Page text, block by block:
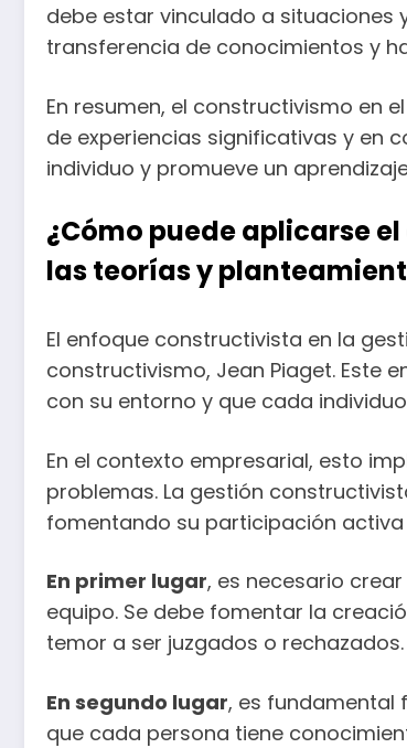
debe estar vinculado a situaciones
transferencia de conocimientos y
En resumen, el constructivismo en
de experiencias significativas y en
individuo y promueve un
¿Cómo puede aplicarse
las teorías y
El enfoque constructivista en la
constructivismo, Jean Piaget. Este
con su entorno y que cada
En el contexto empresarial, esto
problemas. La gestión
fomentando su participación
En primer lugar, es necesario
equipo. Se debe fomentar la
temor a ser juzgados o rechazados.
En segundo lugar, es fundamental
que cada persona tiene